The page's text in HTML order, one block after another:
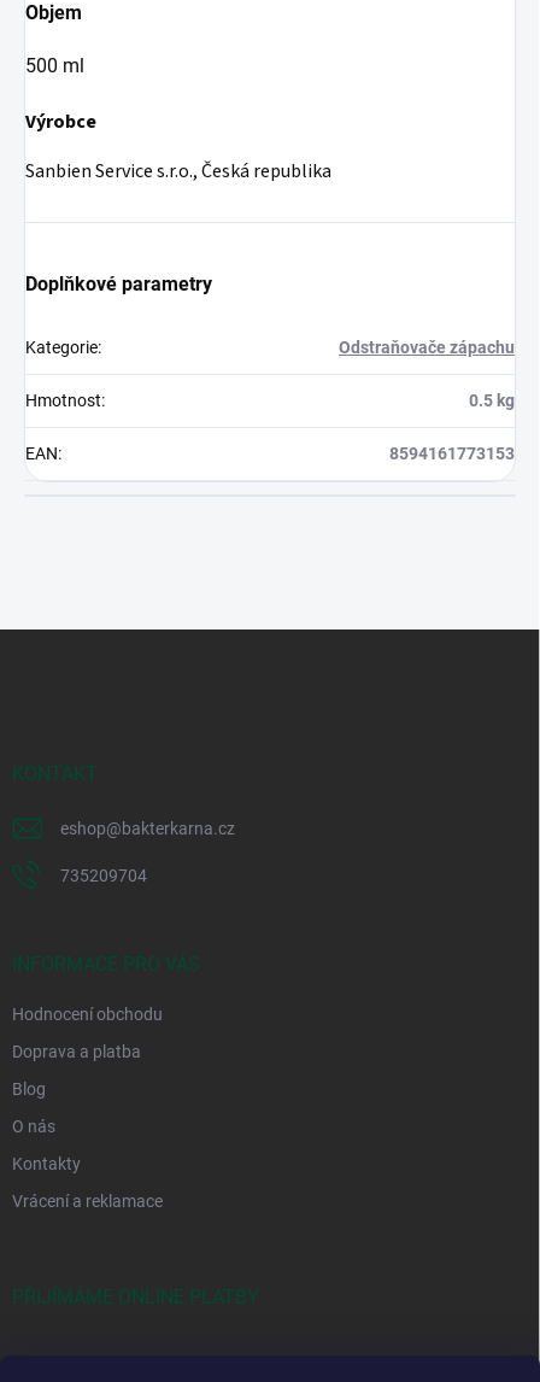
Objem
500 ml
Výrobce
Sanbien Service s.r.o., Česká republika
Doplňkové parametry
Kategorie: Odstraňovače zápachu
Hmotnost: 0.5 kg
EAN: 8594161773153
KONTAKT
eshop@bakterkarna.cz
735209704
INFORMACE PRO VÁS
Hodnocení obchodu
Doprava a platba
Blog
O nás
Kontakty
Vrácení a reklamace
PŘIJÍMÁME ONLINE PLATBY